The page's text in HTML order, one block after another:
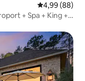
Évaluation
4,99 (88)
+ Spa + King +